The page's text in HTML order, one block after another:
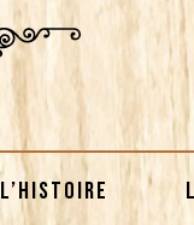
L’HISTOIRE